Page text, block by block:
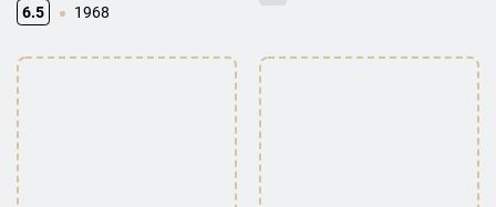
6.5 1968